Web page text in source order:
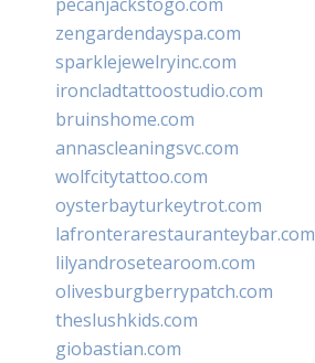
zengardendayspa.com
sparklejewelryinc.com
ironcladtattoostudio.com
bruinshome.com
annascleaningsvc.com
wolfcitytattoo.com
oysterbayturkeytrot.com
lafronterarestauranteybar.com
lilyandrosetearoom.com
olivesburgberrypatch.com
theslushkids.com
giobastian.com